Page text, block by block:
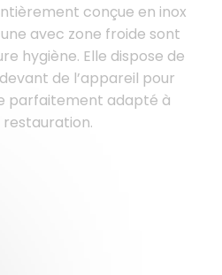
conçue en inox
avec zone froide sont
hygiène. Elle dispose de
de l’appareil pour
parfaitement adapté à
restauration.